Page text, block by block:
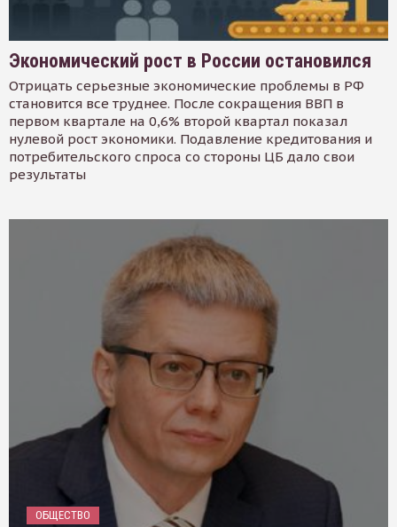
Экономический рост в России остановился
Отрицать серьезные экономические проблемы в РФ
становится все труднее. После сокращения ВВП в
первом квартале на 0,6% второй квартал показал
нулевой рост экономики. Подавление кредитования и
потребительского спроса со стороны ЦБ дало свои
результаты
ОБЩЕСТВО